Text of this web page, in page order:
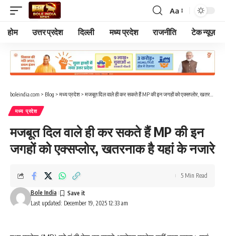
Font
Resizer
Aa
होम उत्तर प्रदेश दिल्ली मध्य प्रदेश राजनीति टेक न्यूज़
boleindia.com > Blog > मध्य प्रदेश> मजबूत दिल वाले ही कर सकते हैं MP की इन जगहों को एक्सप्लोर, खतरनाक है यहां के नजारे
मध्य प्रदेश
मजबूत दिल वाले ही कर सकते हैं MP की इन
जगहों को एक्सप्लोर, खतरनाक है यहां के नजारे
Last updated: December 19, 2025 12:33 am
Bole India
5 Min Read